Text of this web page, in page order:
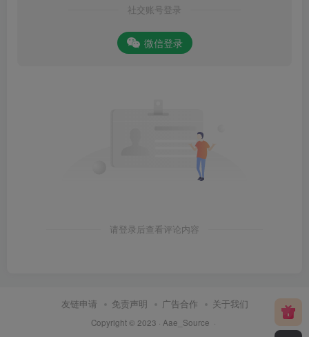
社交账号登录
微信登录
请登录后查看评论内容
友链申请 免责声明 广告合作 关于我们
Copyright © 2023 · Aae_Source ·